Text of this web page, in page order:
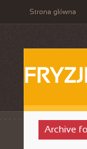
Strona główna
Archive